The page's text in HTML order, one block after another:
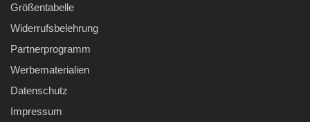
Größentabelle
Widerrufsbelehrung
Partnerprogramm
Werbematerialien
Datenschutz
Impressum